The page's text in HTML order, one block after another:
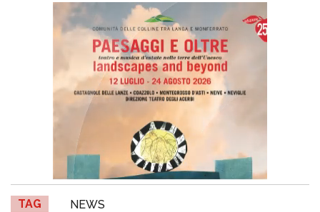
TAG NEWS